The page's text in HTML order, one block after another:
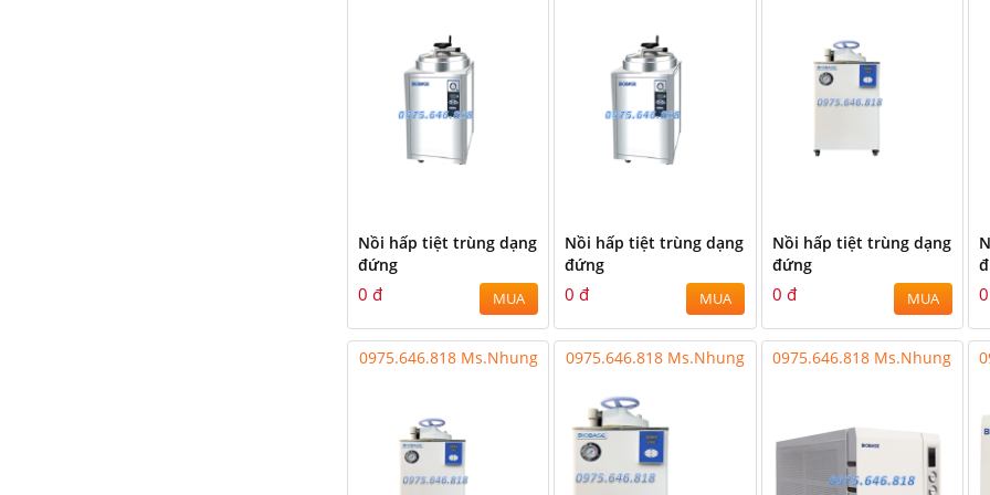
Nồi hấp tiệt trùng dạng
đứng
0 đ MUA
Nồi hấp tiệt trùng dạng
đứng
0 đ MUA
Nồi hấp tiệt trùng dạng
đứng
0 đ MUA
0975.646.818 Ms.Nhung 0975.646.818 Ms.Nhung 0975.646.818 Ms.Nhung